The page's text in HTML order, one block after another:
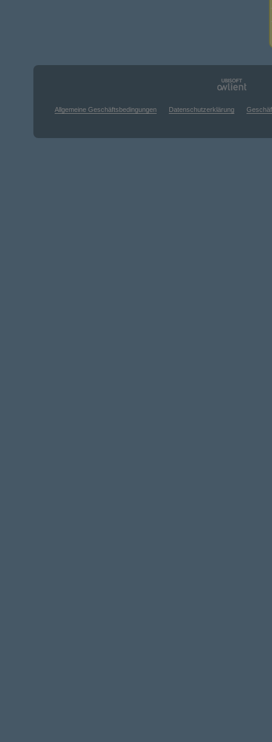
Allgemeine Geschäftsbedingungen Datenschutzerklärung